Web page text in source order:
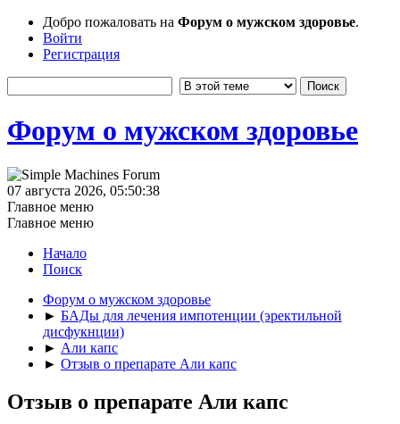
Добро пожаловать на Форум о мужском здоровье.
Войти
Регистрация
Форум о мужском здоровье
07 августа 2026, 05:50:38
Главное меню
Главное меню
Начало
Поиск
Форум о мужском здоровье
► БАДы для лечения импотенции (эректильной
дисфукнции)
► Али капс
► Отзыв о препарате Али капс
Отзыв о препарате Али капс